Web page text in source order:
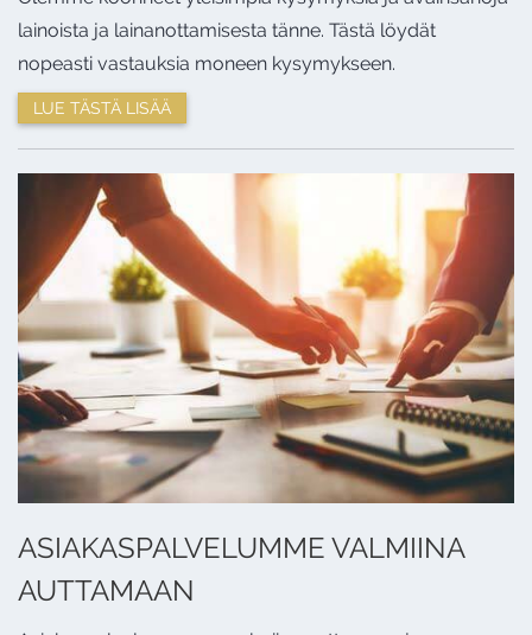
lainoista ja lainanottamisesta tänne. Tästä löydät
nopeasti vastauksia moneen kysymykseen.
LUE TÄSTÄ LISÄÄ
ASIAKASPALVELUMME VALMIINA
AUTTAMAAN